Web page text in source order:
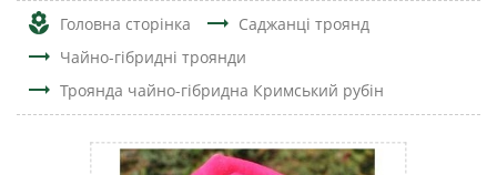
local_florist Головна сторінка trending_flat Саджанці троянд
trending_flat Чайно-гібридні троянди
trending_flat Троянда чайно-гібридна Кримський рубін